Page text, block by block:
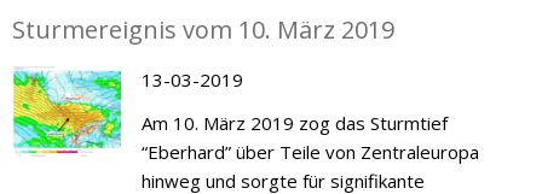
Sturmereignis vom 10. März 2019
13-03-2019
Am 10. März 2019 zog das Sturmtief
“Eberhard” über Teile von Zentraleuropa
hinweg und sorgte für signifikante